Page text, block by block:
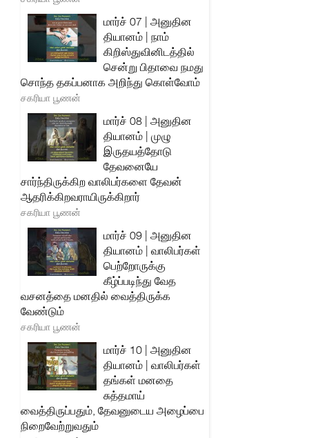
மார்ச் 07 | அனுதின
தியானம் | நாம்
கிறிஸ்துவினிடத்தில்
சென்று பிதாவை நமது
சொந்த தகப்பனாக அறிந்து கொள்வோம்
சகரியா பூணன்
மார்ச் 08 | அனுதின
தியானம் | முழு
இருதயத்தோடு
தேவனையே
சார்ந்திருக்கிற வாலிபர்களை தேவன்
ஆதரிக்கிறவராயிருக்கிறார்
சகரியா பூணன்
மார்ச் 09 | அனுதின
தியானம் | வாலிபர்கள்
பெற்றோருக்கு
கீழ்ப்படிந்து வேத
வசனத்தை மனதில் வைத்திருக்க
வேண்டும்
சகரியா பூணன்
மார்ச் 10 | அனுதின
தியானம் | வாலிபர்கள்
தங்கள் மனதை
சுத்தமாய்
வைத்திருப்பதும், தேவனுடைய அழைப்பை
நிறைவேற்றுவதும்